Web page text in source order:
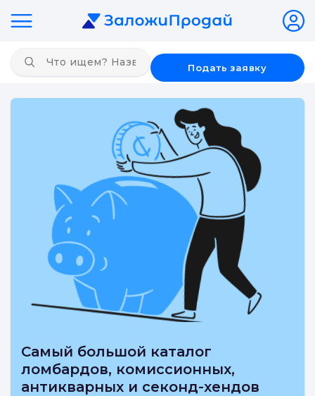
Подать заявку
Самый большой каталог
ломбардов, комиссионных,
антикварных и секонд-хендов